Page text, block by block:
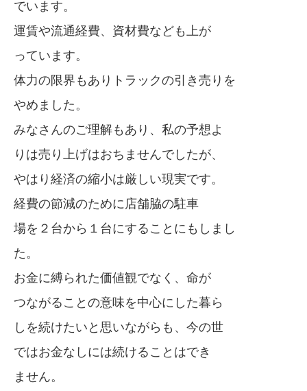
でいます。
運賃や流通経費、資材費なども上が
っています。
体力の限界もありトラックの引き売りを
やめました。
みなさんのご理解もあり、私の予想よ
りは売り上げはおちませんでしたが、
やはり経済の縮小は厳しい現実です。
経費の節減のために店舗脇の駐車
場を２台から１台にすることにもしまし
た。
お金に縛られた価値観でなく、命が
つながることの意味を中心にした暮ら
しを続けたいと思いながらも、今の世
ではお金なしには続けることはでき
ません。